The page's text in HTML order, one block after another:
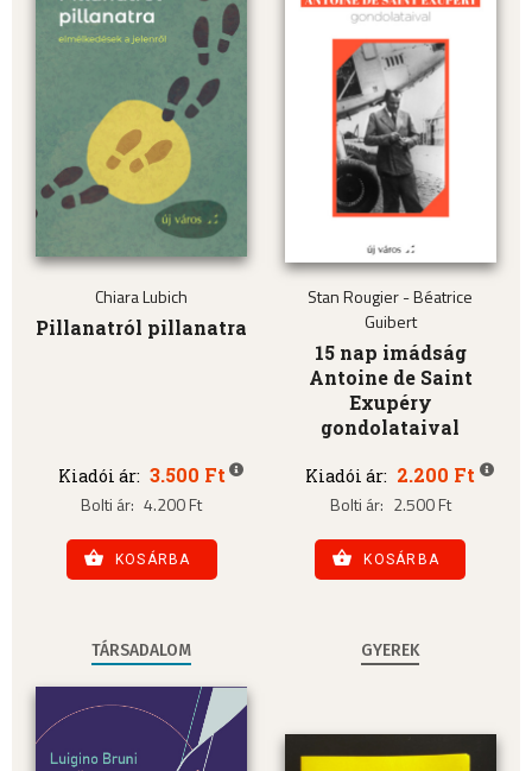
Chiara Lubich
Pillanatról pillanatra
Kiadói ár: 3.500 Ft
Bolti ár: 4.200 Ft
KOSÁRBA
Stan Rougier - Béatrice
Guibert
15 nap imádság
Antoine de Saint
Exupéry
gondolataival
Kiadói ár: 2.200 Ft
Bolti ár: 2.500 Ft
KOSÁRBA
TÁRSADALOM GYEREK